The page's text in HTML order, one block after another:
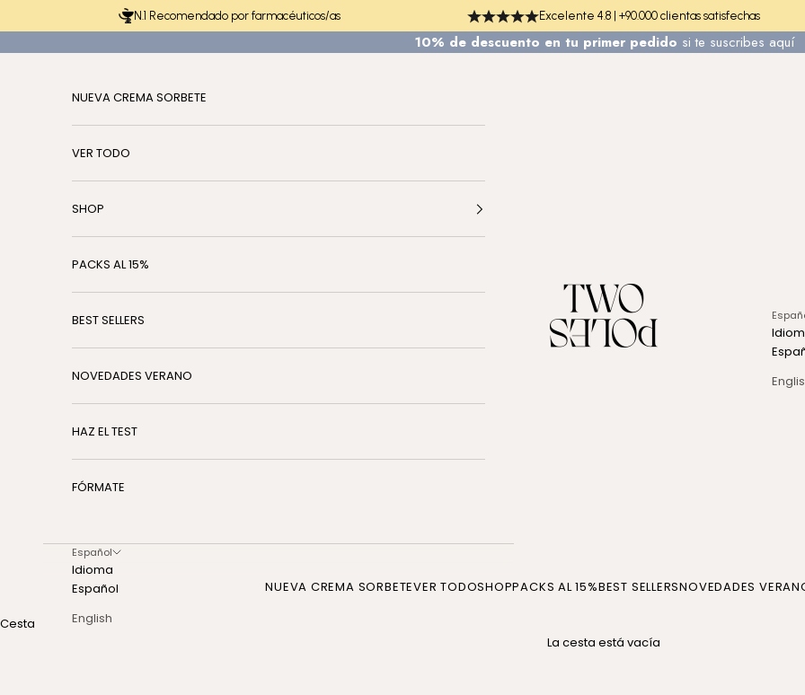
N.1 Recomendado por farmacéuticos/as Excelente 4.8 | +90.000 clientas satisfechas
10% de descuento en tu primer pedido si te suscribes aquí
TWO POLES COSMETICS
NUEVA CREMA SORBETEVER TODOSHOPPACKS AL 15%BEST SELLERSNOVEDADES
NUEVA CREMA SORBETE
VER TODO
SHOP
PACKS AL 15%
BEST SELLERS
NOVEDADES VERANO
HAZ EL TEST
FÓRMATE
Español
Idioma
Español
English
Cesta
La cesta está vacía